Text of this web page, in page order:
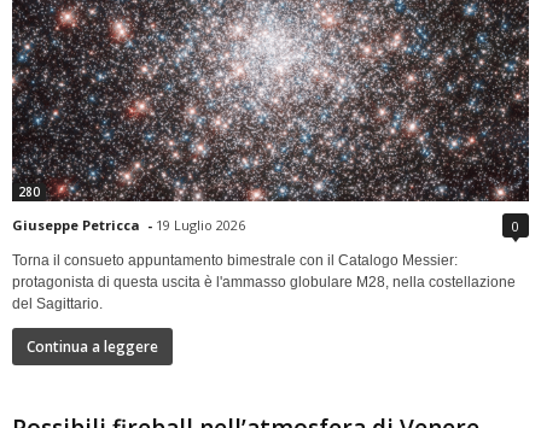
280
Giuseppe Petricca - 19 Luglio 2026 0
Torna il consueto appuntamento bimestrale con il Catalogo Messier:
protagonista di questa uscita è l'ammasso globulare M28, nella costellazione
del Sagittario.
Continua a leggere